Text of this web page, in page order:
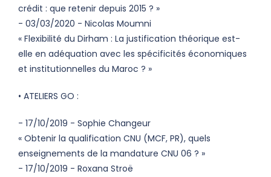
crédit : que retenir depuis 2015 ? »
- 03/03/2020 - Nicolas Moumni
« Flexibilité du Dirham : La justification théorique est-
elle en adéquation avec les spécificités économiques
et institutionnelles du Maroc ? »
• ATELIERS GO :
- 17/10/2019 - Sophie Changeur
« Obtenir la qualification CNU (MCF, PR), quels
enseignements de la mandature CNU 06 ? »
- 17/10/2019 - Roxana Stroë